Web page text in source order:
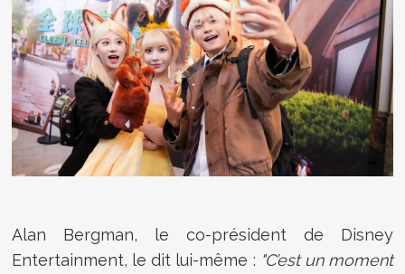
Alan Bergman, le co-président de Disney
Entertainment, le dit lui-même : "C’est un moment